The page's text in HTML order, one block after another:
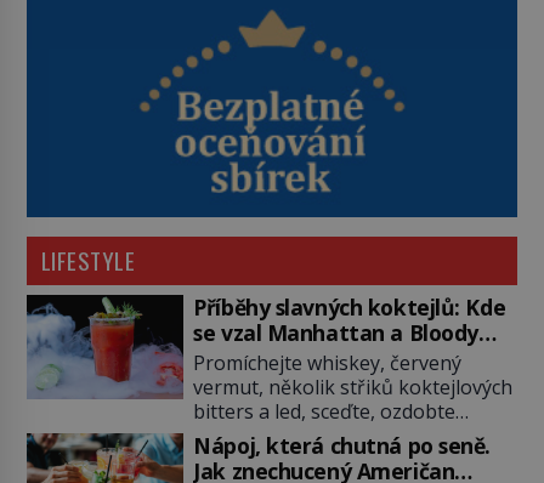
LIFESTYLE
Příběhy slavných koktejlů: Kde
se vzal Manhattan a Bloody
Mary?
Promíchejte whiskey, červený
vermut, několik střiků koktejlových
bitters a led, sceďte, ozdobte
koktejlovou třešinkou a tadá…
Manhattan je tu! A pokud to má být
Nápoj, která chutná po seně.
Jak znechucený Američan